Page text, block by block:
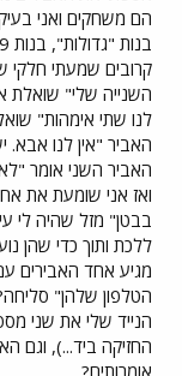
הם משחקים ואני
קרובים שמעתי
השנייה שלי" שואלת
לנו שתי אימהות"
האביר "אין לנו אבא.
האביר השני אומר
ואז אני שומעת את
בבטן" מזל שהיה לי
ללכת ותוך כדי שהן
מגיע אחד האבירים
הטלפון שלהן"
הנייד שלי את שני
החזיקה ביד...), וגם
אומרותים?